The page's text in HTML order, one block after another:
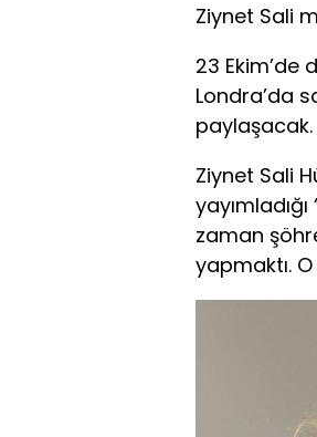
Ziynet Sali
23 Ekim’de
Londra’da
paylaşacak.
Ziynet Sali
zaman
yapmaktı.